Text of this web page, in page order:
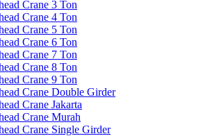
Crane 3 Ton
Crane 4 Ton
Crane 5 Ton
Crane 6 Ton
Crane 7 Ton
Crane 8 Ton
Crane 9 Ton
Crane Double Girder
Crane Jakarta
Crane Murah
Crane Single Girder